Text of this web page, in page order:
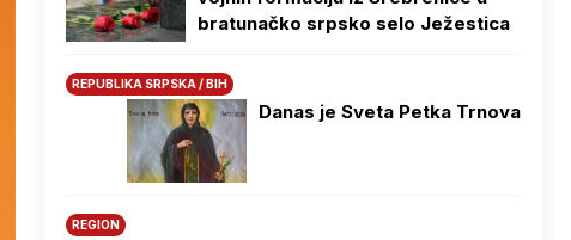
bratunačko srpsko selo Јežestica
REPUBLIKA SRPSKA / BIH
Danas je Sveta Petka Trnova
REGION